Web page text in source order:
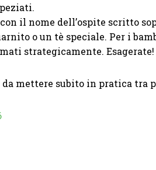
il nome dell’ospite scritto
o un tè speciale. Per i
strategicamente. Esagerate!
da mettere subito in pratica tra